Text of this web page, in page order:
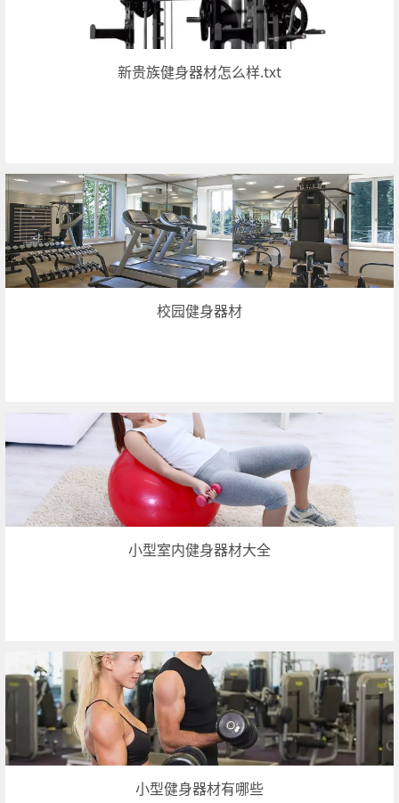
新贵族健身器材怎么样.txt
校园健身器材
小型室内健身器材大全
小型健身器材有哪些